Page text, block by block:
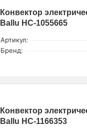
Конвектор
Ballu НС-1055665
Артикул:
Бренд:
Конвектор
Ballu НС-1166353